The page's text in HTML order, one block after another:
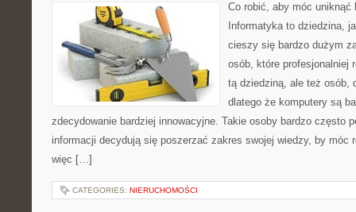
Co robić, aby móc uniknąć
Informatyka to dziedzina,
cieszy się bardzo dużym
osób, które profesjonalniej
tą dziedziną, ale też osób,
dlatego że komputery są
zdecydowanie bardziej innowacyjne. Takie osoby bardzo często
informacji decydują się poszerzać zakres swojej wiedzy, by móc
więc […]
CATEGORIES: NIERUCHOMOŚCI